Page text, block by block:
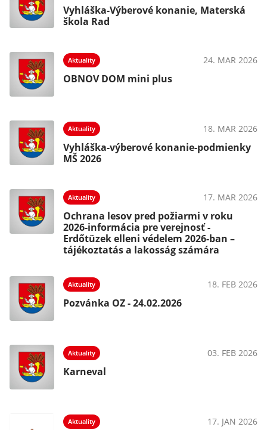
Vyhláška-Výberové konanie, Materská
škola Rad
Aktuality 24. MAR 2026
OBNOV DOM mini plus
Aktuality 18. MAR 2026
Vyhláška-výberové konanie-podmienky
MŠ 2026
Aktuality 17. MAR 2026
Ochrana lesov pred požiarmi v roku
2026-informácia pre verejnosť -
Erdőtüzek elleni védelem 2026-ban –
tájékoztatás a lakosság számára
Aktuality 18. FEB 2026
Pozvánka OZ - 24.02.2026
Aktuality 03. FEB 2026
Karneval
Aktuality 17. JAN 2026